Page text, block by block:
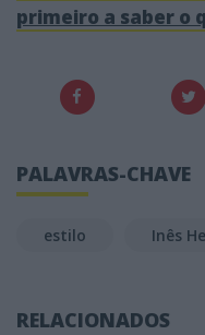
primeiro a saber o
PALAVRAS-CHAVE
estilo Inês
RELACIONADOS